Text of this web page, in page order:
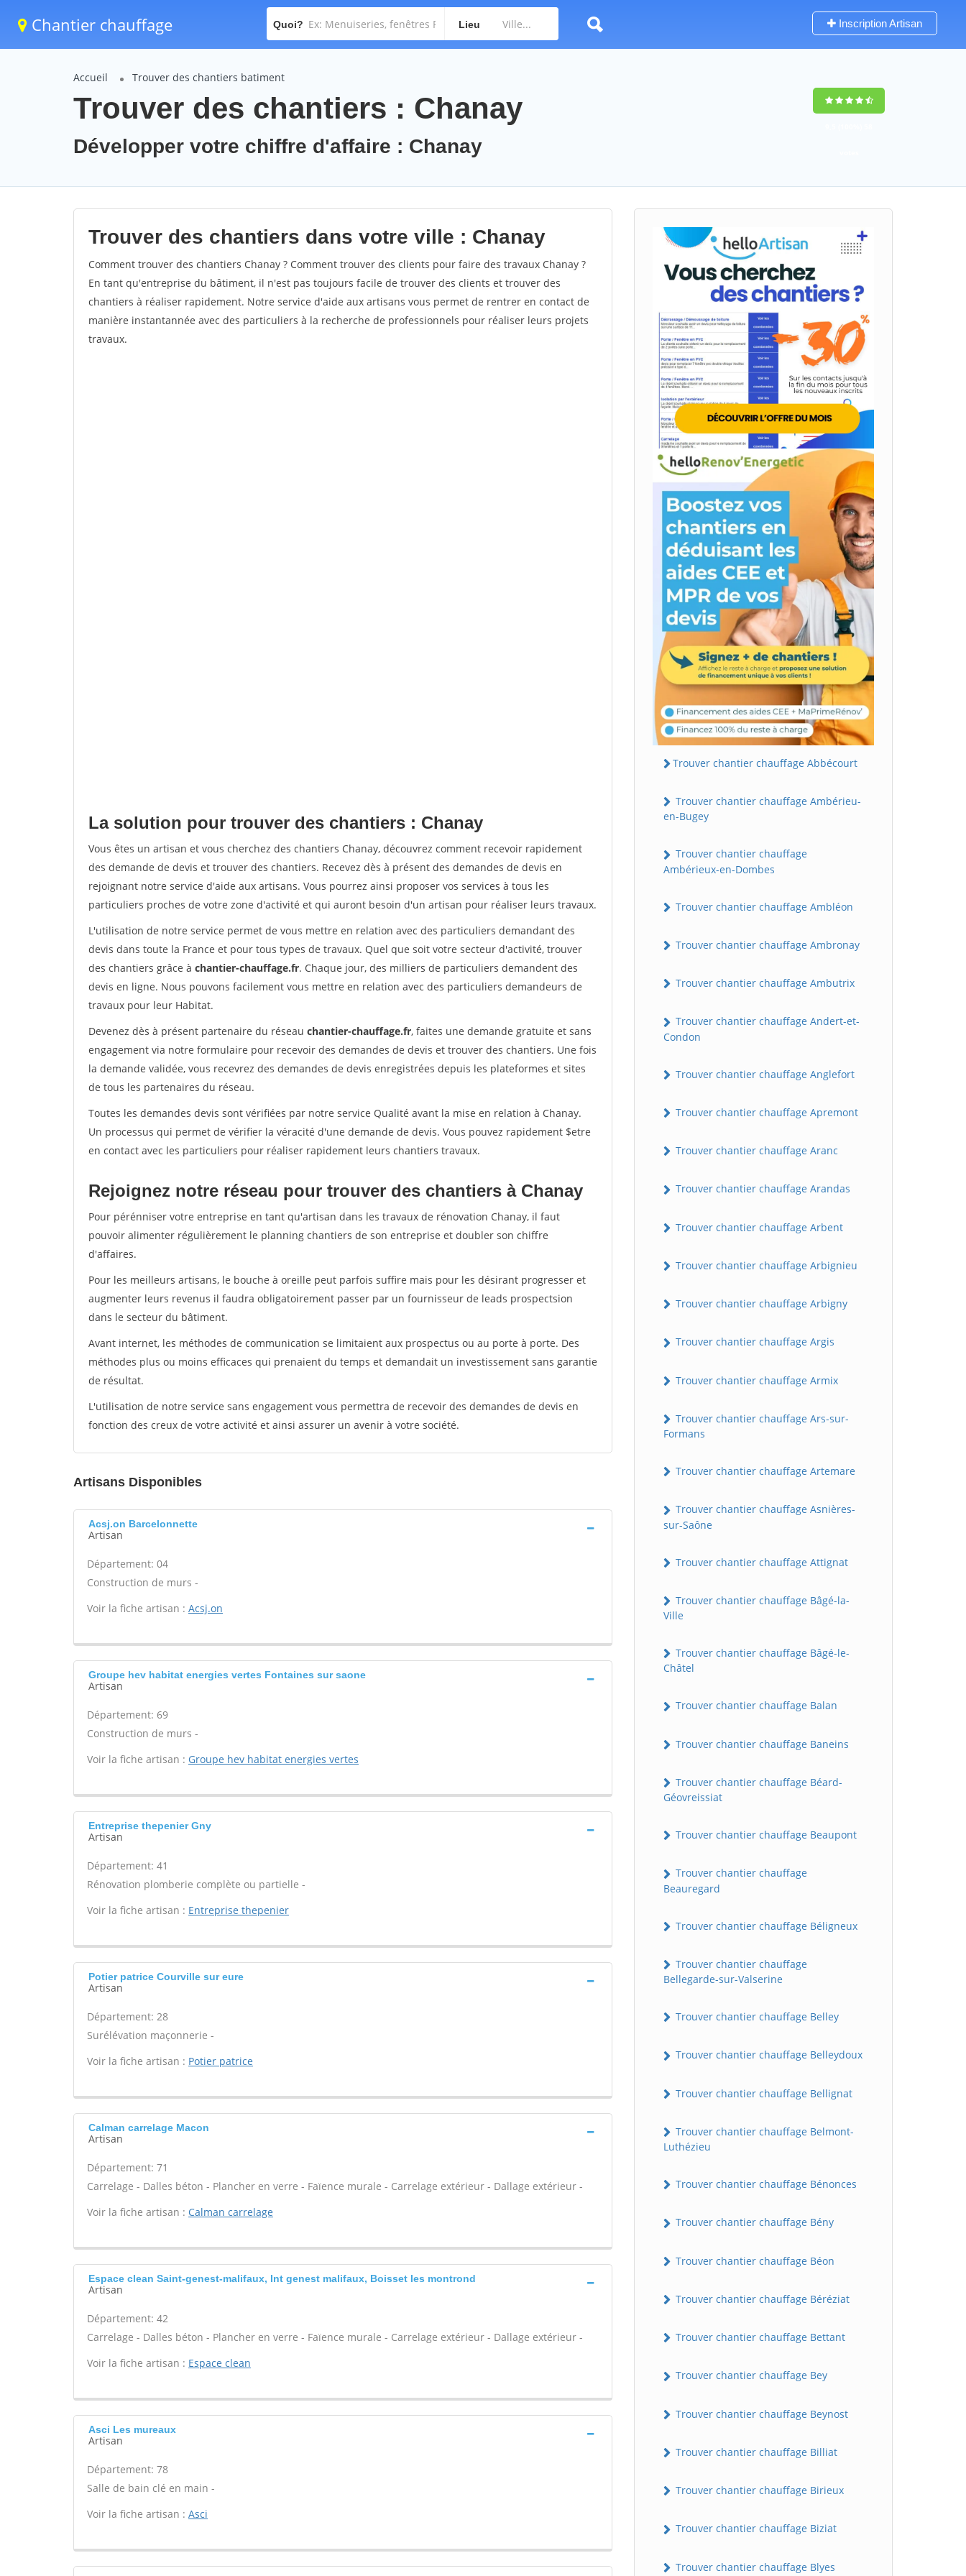
Chantier chauffage Quoi? Lieu Inscription Artisan
Accueil Trouver des chantiers batiment
Trouver des chantiers : Chanay
Développer votre chiffre d'affaire : Chanay
Trouver des chantiers dans votre ville : Chanay
Comment trouver des chantiers Chanay ? Comment trouver des clients pour faire des travaux Chanay ?
En tant qu'entreprise du bâtiment, il n'est pas toujours facile de trouver des clients et trouver des
chantiers à réaliser rapidement. Notre service d'aide aux artisans vous permet de rentrer en contact de
manière instantannée avec des particuliers à la recherche de professionnels pour réaliser leurs projets
travaux.
La solution pour trouver des chantiers : Chanay
Vous êtes un artisan et vous cherchez des chantiers Chanay, découvrez comment recevoir rapidement
des demande de devis et trouver des chantiers. Recevez dès à présent des demandes de devis en
rejoignant notre service d'aide aux artisans. Vous pourrez ainsi proposer vos services à tous les
particuliers proches de votre zone d'activité et qui auront besoin d'un artisan pour réaliser leurs travaux.
L'utilisation de notre service permet de vous mettre en relation avec des particuliers demandant des
devis dans toute la France et pour tous types de travaux. Quel que soit votre secteur d'activité, trouver
des chantiers grâce à chantier-chauffage.fr. Chaque jour, des milliers de particuliers demandent des
devis en ligne. Nous pouvons facilement vous mettre en relation avec des particuliers demandeurs de
travaux pour leur Habitat.
Devenez dès à présent partenaire du réseau chantier-chauffage.fr, faites une demande gratuite et sans
engagement via notre formulaire pour recevoir des demandes de devis et trouver des chantiers. Une fois
la demande validée, vous recevrez des demandes de devis enregistrées depuis les plateformes et sites
de tous les partenaires du réseau.
Toutes les demandes devis sont vérifiées par notre service Qualité avant la mise en relation à Chanay.
Un processus qui permet de vérifier la véracité d'une demande de devis. Vous pouvez rapidement $etre
en contact avec les particuliers pour réaliser rapidement leurs chantiers travaux.
Rejoignez notre réseau pour trouver des chantiers à Chanay
Pour pérénniser votre entreprise en tant qu'artisan dans les travaux de rénovation Chanay, il faut
pouvoir alimenter régulièrement le planning chantiers de son entreprise et doubler son chiffre
d'affaires.
Pour les meilleurs artisans, le bouche à oreille peut parfois suffire mais pour les désirant progresser et
augmenter leurs revenus il faudra obligatoirement passer par un fournisseur de leads prospectsion
dans le secteur du bâtiment.
Avant internet, les méthodes de communication se limitaient aux prospectus ou au porte à porte. Des
méthodes plus ou moins efficaces qui prenaient du temps et demandait un investissement sans garantie
de résultat.
L'utilisation de notre service sans engagement vous permettra de recevoir des demandes de devis en
fonction des creux de votre activité et ainsi assurer un avenir à votre société.
Artisans Disponibles
Acsj.on Barcelonnette
Artisan
Département: 04
Construction de murs -
Voir la fiche artisan : Acsj.on
Groupe hev habitat energies vertes Fontaines sur saone
Artisan
Département: 69
Construction de murs -
Voir la fiche artisan : Groupe hev habitat energies vertes
Entreprise thepenier Gny
Artisan
Département: 41
Rénovation plomberie complète ou partielle -
Voir la fiche artisan : Entreprise thepenier
Potier patrice Courville sur eure
Artisan
Département: 28
Surélévation maçonnerie -
Voir la fiche artisan : Potier patrice
Calman carrelage Macon
Artisan
Département: 71
Carrelage - Dalles béton - Plancher en verre - Faïence murale - Carrelage extérieur - Dallage extérieur -
Voir la fiche artisan : Calman carrelage
Espace clean Saint-genest-malifaux, Int genest malifaux, Boisset les montrond
Artisan
Département: 42
Carrelage - Dalles béton - Plancher en verre - Faïence murale - Carrelage extérieur - Dallage extérieur -
Voir la fiche artisan : Espace clean
Asci Les mureaux
Artisan
Département: 78
Salle de bain clé en main -
Voir la fiche artisan : Asci
Trouver chantier chauffage Abbécourt
Trouver chantier chauffage Ambérieu-
en-Bugey
Trouver chantier chauffage
Ambérieux-en-Dombes
Trouver chantier chauffage Ambléon
Trouver chantier chauffage Ambronay
Trouver chantier chauffage Ambutrix
Trouver chantier chauffage Andert-et-
Condon
Trouver chantier chauffage Anglefort
Trouver chantier chauffage Apremont
Trouver chantier chauffage Aranc
Trouver chantier chauffage Arandas
Trouver chantier chauffage Arbent
Trouver chantier chauffage Arbignieu
Trouver chantier chauffage Arbigny
Trouver chantier chauffage Argis
Trouver chantier chauffage Armix
Trouver chantier chauffage Ars-sur-
Formans
Trouver chantier chauffage Artemare
Trouver chantier chauffage Asnières-
sur-Saône
Trouver chantier chauffage Attignat
Trouver chantier chauffage Bâgé-la-
Ville
Trouver chantier chauffage Bâgé-le-
Châtel
Trouver chantier chauffage Balan
Trouver chantier chauffage Baneins
Trouver chantier chauffage Béard-
Géovreissiat
Trouver chantier chauffage Beaupont
Trouver chantier chauffage
Beauregard
Trouver chantier chauffage Béligneux
Trouver chantier chauffage
Bellegarde-sur-Valserine
Trouver chantier chauffage Belley
Trouver chantier chauffage Belleydoux
Trouver chantier chauffage Bellignat
Trouver chantier chauffage Belmont-
Luthézieu
Trouver chantier chauffage Bénonces
Trouver chantier chauffage Bény
Trouver chantier chauffage Béon
Trouver chantier chauffage Béréziat
Trouver chantier chauffage Bettant
Trouver chantier chauffage Bey
Trouver chantier chauffage Beynost
Trouver chantier chauffage Billiat
Trouver chantier chauffage Birieux
Trouver chantier chauffage Biziat
Trouver chantier chauffage Blyes